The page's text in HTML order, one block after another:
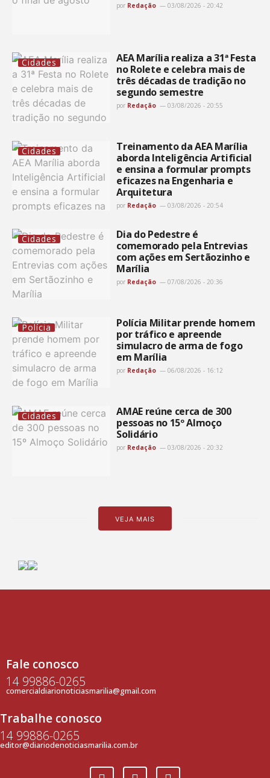
por Redação 03/08/2026 - 20:42
Cidades
AEA Marília realiza a 31ª Festa
no Rolete e celebra mais de
três décadas de tradição no
segundo semestre
por Redação 03/08/2026 - 20:55
Cidades
Treinamento da AEA Marília
aborda Inteligência Artificial
e ensina a formular prompts
eficazes na Engenharia e
Arquitetura
por Redação 03/08/2026 - 20:54
Cidades
Dia do Pedestre é
comemorado pela Entrevias
com ações em Sertãozinho e
Marília
por Redação 07/08/2026 - 20:36
Polícia
Polícia Militar prende homem
por tráfico e apreende
simulacro de arma de fogo
em Marília
por Redação 06/08/2026 - 16:12
Cidades
AMAE reúne cerca de 300
pessoas no 15º Almoço
Solidário
por Redação 03/08/2026 - 20:32
VEJA MAIS
Fale conosco
14 99886-0265
comercialdiarionoticiasmarilia@gmail.com
Trabalhe conosco
14 99886-0265
editor@diariodenoticiasmarilia.com.br